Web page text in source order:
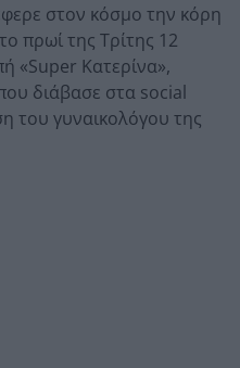
στον κόσμο την κόρη
πρωί της Τρίτης 12
«Super Κατερίνα»,
διάβασε στα social
του γυναικολόγου της